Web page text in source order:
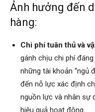
Ảnh hưởng đến
hàng:
Chi phí tuân thủ và
gánh chịu chi phí
những tài khoản “ngủ
đến nỗ lực xác định
nguồn lực và nhân sự
hiệu quả hoạt động.